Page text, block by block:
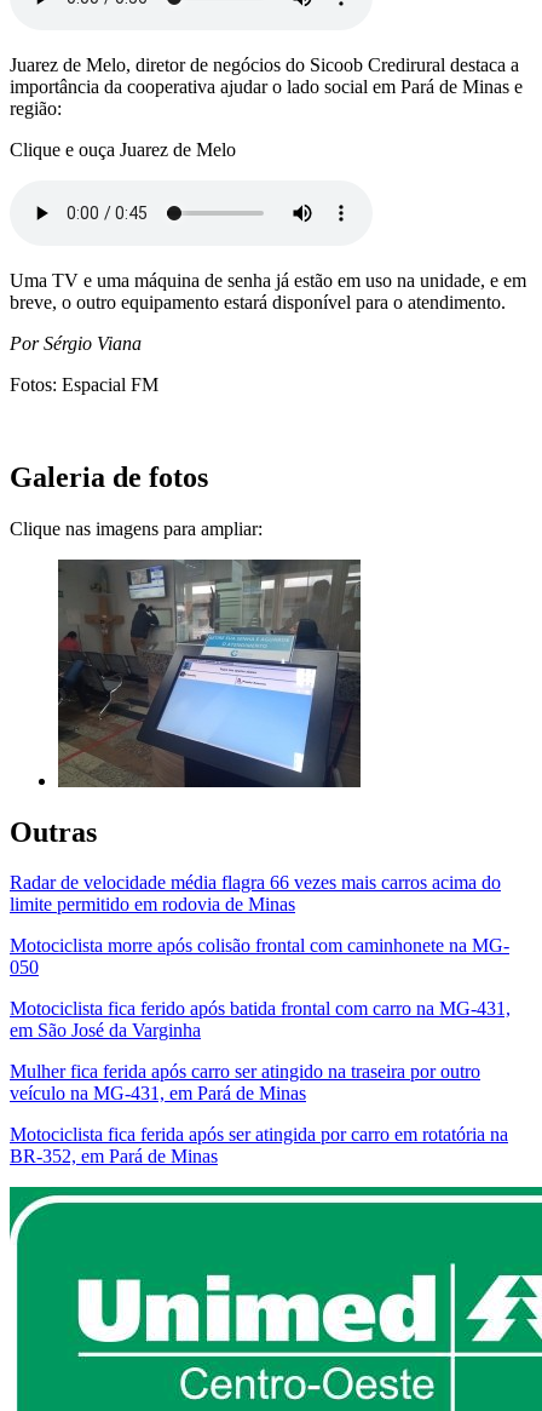
Juarez de Melo, diretor de negócios do Sicoob Credirural destaca a
importância da cooperativa ajudar o lado social em Pará de Minas e
região:
Clique e ouça Juarez de Melo
Uma TV e uma máquina de senha já estão em uso na unidade, e em
breve, o outro equipamento estará disponível para o atendimento.
Por Sérgio Viana
Fotos: Espacial FM
Galeria de fotos
Clique nas imagens para ampliar:
Outras
Radar de velocidade média flagra 66 vezes mais carros acima do
limite permitido em rodovia de Minas
Motociclista morre após colisão frontal com caminhonete na MG-
050
Motociclista fica ferido após batida frontal com carro na MG-431,
em São José da Varginha
Mulher fica ferida após carro ser atingido na traseira por outro
veículo na MG-431, em Pará de Minas
Motociclista fica ferida após ser atingida por carro em rotatória na
BR-352, em Pará de Minas